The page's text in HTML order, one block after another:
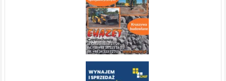
Gazeta Regionalna. Theme: ColorNews Pro by
ThemeGrill. Powered byWordPress